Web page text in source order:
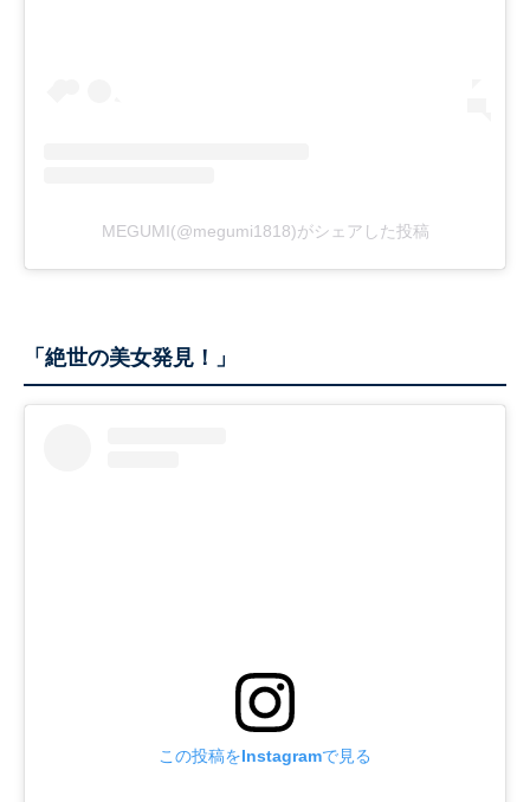
MEGUMI(@megumi1818)がシェアした投稿
「絶世の美女発見！」
この投稿をInstagramで見る